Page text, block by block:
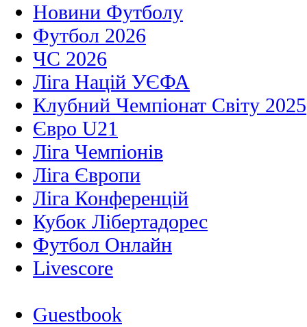
Новини Футболу
Футбол 2026
ЧС 2026
Ліга Націй УЄФА
Клубний Чемпіонат Світу 2025
Євро U21
Ліга Чемпіонів
Ліга Європи
Ліга Конференцій
Кубок Лібертадорес
Футбол Онлайн
Livescore
Guestbook